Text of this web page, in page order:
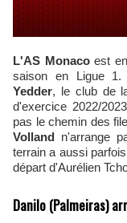
L'AS Monacoest en
saison en Ligue
Yedder, le club de
d'exercice 2022/
pas le chemin des
Volland n'arrange
terrain a aussi
départ d'Aurélien
Danilo (Palmeiras)